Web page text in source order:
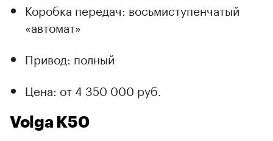
Коробка передач: восьмиступенчатый
«автомат»
Привод: полный
Цена: от 4 350 000 руб.
Volga K50